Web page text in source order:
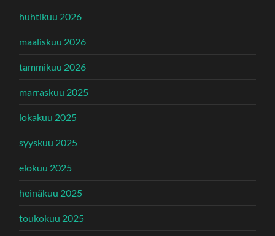
huhtikuu 2026
maaliskuu 2026
tammikuu 2026
marraskuu 2025
lokakuu 2025
syyskuu 2025
elokuu 2025
heinäkuu 2025
toukokuu 2025